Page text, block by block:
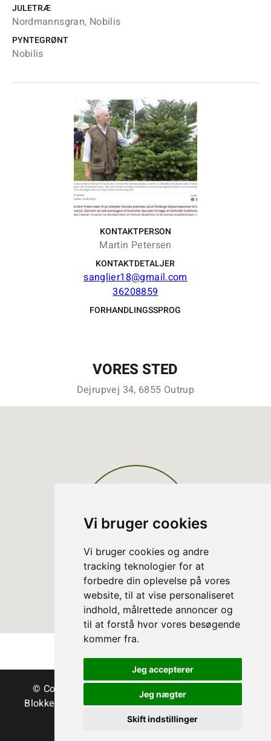
Vi bruger cookies
Vi bruger cookies og andre
tracking teknologier for at
forbedre din oplevelse på vores
website, til at vise personaliseret
indhold, målrettede annoncer og
til at forstå hvor vores besøgende
kommer fra.
Jeg accepterer
Jeg nægter
Skift indstillinger
JULETRÆ
Nordmannsgran, Nobilis
PYNTEGRØNT
Nobilis
KONTAKTPERSON
Martin Petersen
KONTAKTDETALJER
sanglier18@gmail.com
36208859
FORHANDLINGSSPROG
VORES STED
Dejrupvej 34, 6855 Outrup
© Copyright Danske Juletræer - Træer & grønt
Blokken 15 | DK-3460 Birkerød | Tlf.:45 35 24 12|
info@christmastree.dk